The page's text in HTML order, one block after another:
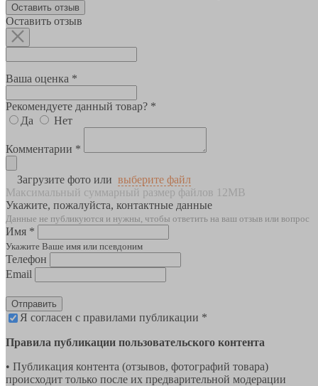
Оставить отзыв
Оставить отзыв
Ваша оценка *
Рекомендуете данный товар? *
Да
Нет
Комментарии *
Загрузите фото или выберите файл
Максимальный суммарный размер файлов 12MB
Укажите, пожалуйста, контактные данные
Данные не публикуются и нужны, чтобы ответить на ваш отзыв или вопрос
Имя *
Укажите Ваше имя или псевдоним
Телефон
Email
Отправить
Я согласен с правилами публикации *
Правила публикации пользовательского контента
• Публикация контента (отзывов, фотографий товара)
происходит только после их предварительной модерации